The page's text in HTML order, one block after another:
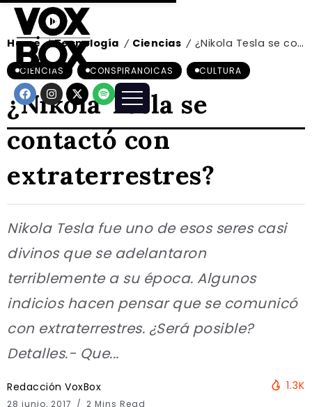
Home / Tecnología / Ciencias / ¿Nikola Tesla se contactó con extraterrestres?
CIENCIAS CONSPIRANOICAS CULTURA
¿Nikola Tesla se
contactó con
extraterrestres?
Nikola Tesla fue uno de esos seres casi
divinos que se adelantaron
terriblemente a su época. Algunos
indicios hacen pensar que se comunicó
con extraterrestres. ¿Será posible?
Detalles.- Que...
Redacción VoxBox
28 junio, 2017 2 Mins Read
1.3K